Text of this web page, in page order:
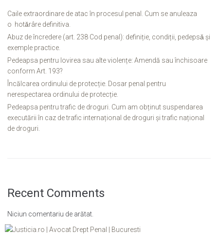
Caile extraordinare de atac în procesul penal. Cum se anuleaza
o hotǎrâre definitiva.
Abuz de încredere (art. 238 Cod penal): definiție, condiții, pedepsǎ și
exemple practice.
Pedeapsa pentru lovirea sau alte violențe: Amendă sau închisoare
conform Art. 193?
Încălcarea ordinului de protecție. Dosar penal pentru
nerespectarea ordinului de protecție.
Pedeapsa pentru trafic de droguri. Cum am obținut suspendarea
executării în caz de trafic internațional de droguri și trafic național
de droguri.
Recent Comments
Niciun comentariu de arătat.